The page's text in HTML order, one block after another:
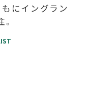
にイングラン